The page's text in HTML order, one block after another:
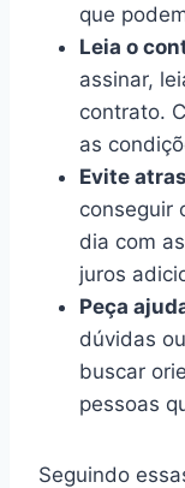
que
Leia o
assinar,
contrato.
as
Evite
conseguir
dia com
juros
Peça
dúvidas
buscar
pessoas
Seguindo